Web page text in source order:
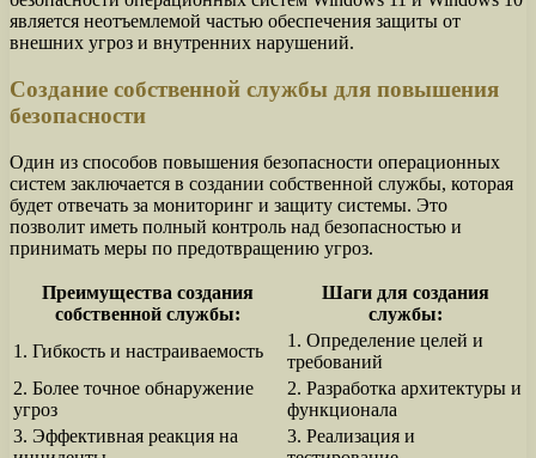
является неотъемлемой частью обеспечения защиты от
внешних угроз и внутренних нарушений.
Создание собственной службы для повышения
безопасности
Один из способов повышения безопасности операционных
систем заключается в создании собственной службы, которая
будет отвечать за мониторинг и защиту системы. Это
позволит иметь полный контроль над безопасностью и
принимать меры по предотвращению угроз.
Преимущества создания
собственной службы:
Шаги для создания
службы:
1. Гибкость и настраиваемость
1. Определение целей и
требований
2. Более точное обнаружение
угроз
2. Разработка архитектуры и
функционала
3. Эффективная реакция на
3. Реализация и